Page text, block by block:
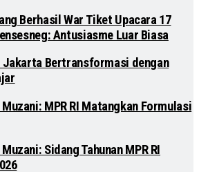
Berhasil War Tiket Upacara 17
Antusiasme Luar Biasa
Jakarta Bertransformasi dengan
Muzani: MPR RI Matangkan Formulasi
Sidang Tahunan MPR RI